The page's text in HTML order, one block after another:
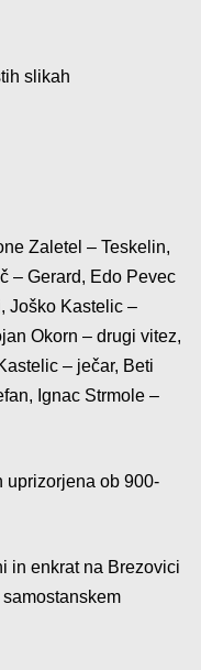
slikah
Zaletel – Teskelin,
– Gerard, Edo Pevec
Joško Kastelic –
Okorn – drugi vitez,
– ječar, Beti
Ignac Strmole –
uprizorjena ob 900-
in enkrat na Brezovici